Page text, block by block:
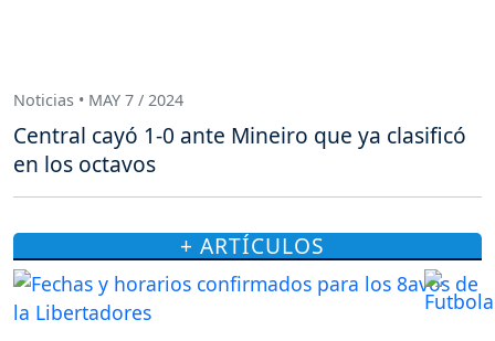
Noticias • MAY 7 / 2024
Central cayó 1-0 ante Mineiro que ya clasificó
en los octavos
+ ARTÍCULOS